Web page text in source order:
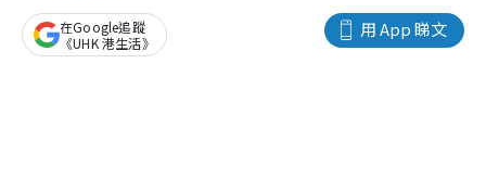
用 App 睇文
在Google追蹤
《UHK 港生活》